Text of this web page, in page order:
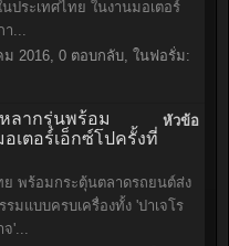
ประเทศไทย ในงานมอเตอร์
า...
ม 2016, 0 ตอบกลับ, ในฟอรั่ม:
หัวข้อ
ลากรุ่นพร้อม
เตอร์เอ็กซ์โปครั้งที่
พร้อมกระตุ้นตลาดรถยนต์ส่ง
มแบบครบเครื่องทั้ง 'ปาเจโร
จ'...